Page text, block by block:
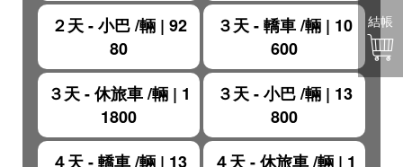
結帳
２天 - 小巴 /輛 | 92
80
３天 - 轎車 /輛 | 10
600
３天 - 休旅車 /輛 | 1
1800
３天 - 小巴 /輛 | 13
800
４天 - 轎車 /輛 | 13 ４天 - 休旅車 /輛 | 1